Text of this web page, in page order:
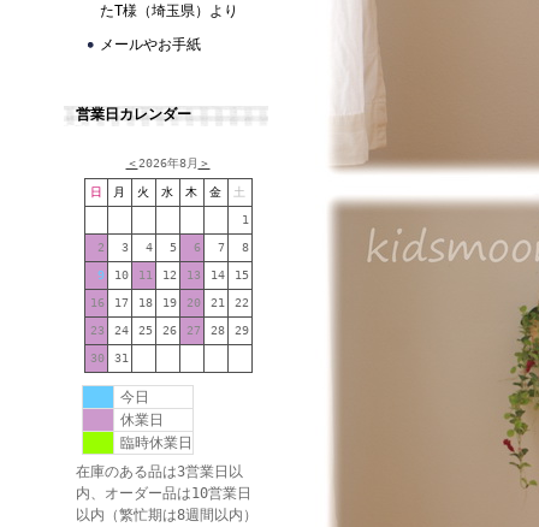
たT様（埼玉県）より
メールやお手紙
営業日カレンダー
＜2026年8月 ＞
日 月 火 水 木 金 土
1
2 3 4 5 6 7 8
9 10 11 12 13 14 15
16 17 18 19 20 21 22
23 24 25 26 27 28 29
30 31
今日
休業日
臨時休業日
在庫のある品は3営業日以
内、オーダー品は10営業日
以内（繁忙期は8週間以内）